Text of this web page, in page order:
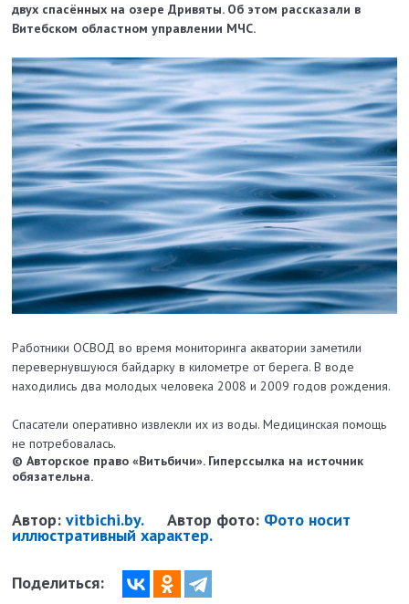
двух спасённых на озере Дривяты. Об этом рассказали в
Витебском областном управлении МЧС.
Работники ОСВОД во время мониторинга акватории заметили
перевернувшуюся байдарку в километре от берега. В воде
находились два молодых человека 2008 и 2009 годов рождения.
Спасатели оперативно извлекли их из воды. Медицинская помощь
не потребовалась.
© Авторское право «Витьбичи». Гиперссылка на источник
обязательна.
Автор:vitbichi.by. Автор фото: Фото носит
иллюстративный характер.
Поделиться: